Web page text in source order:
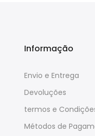
Informação
Envio e Entrega
Devoluções
termos e
Métodos de